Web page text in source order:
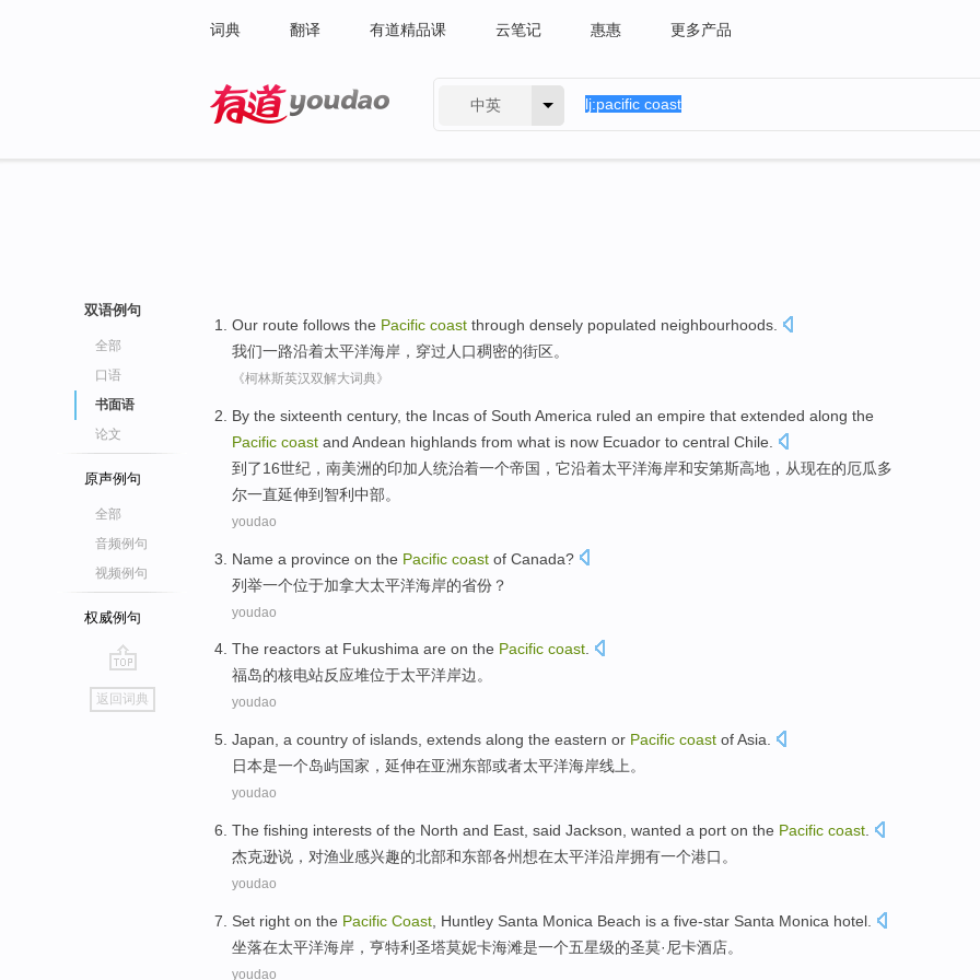
词典 翻译 有道精品课 云笔记 惠惠 更多产品
中英
双语例句
全部
口语
书面语
论文
原声例句
全部
音频例句
视频例句
权威例句
go
top
返回词典
Our route follows the Pacific coast through densely populated neighbourhoods
我们一路沿着太平洋海岸 ， 穿过 人口稠密的街区。
《柯林斯英汉双解大词典》
By the sixteenth century, the Incas of South America ruled an empire that extended along the
Pacific coast and Andean highlands from what is now Ecuador to central Chile
到了16世纪 ， 南美洲的印加 人统治着一个帝国 ， 它沿着太平洋海岸和安第斯高地 ， 从现在的厄瓜多
尔一直延伸到 智利 中部。
youdao
Name a province on the Pacific coast of Canada?
列举一个位于加拿大太平洋海岸的省份 ？
youdao
The reactors at Fukushima are on the Pacific coast.
福岛的核电站反应堆位于太平洋岸边。
youdao
Japan a country of islands extends along the eastern or Pacific coast ofAsia
日本是一个岛屿国家 ， 延伸在亚洲东部或者太平洋海岸线上 。
youdao
The fishing interests of the North and East said Jackson wanted a port on the Pacific coast
杰克逊说 ， 对渔业感兴趣的北部和东部各州想在太平洋沿岸拥有一个港口 。
youdao
Set right on the Pacific Coast Huntley Santa Monica Beach is a five-star Santa Monica hotel
坐落在太平洋海岸 ， 亨特利 圣塔莫妮卡海滩是一个五星级的圣莫· 尼卡酒店。
youdao